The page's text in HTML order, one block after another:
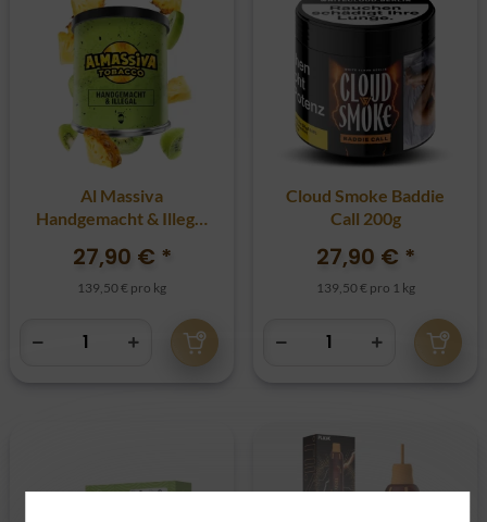
Al Massiva
Handgemacht & Illegal
27,90 € *
139,50 € pro kg
Cloud Smoke Baddie
Call 200g
27,90 € *
139,50 € pro 1 kg